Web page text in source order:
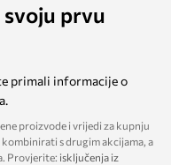
prvu
primali informacije o
proizvode i vrijedi za kupnju
s drugim akcijama, a
Provjerite: isključenja iz